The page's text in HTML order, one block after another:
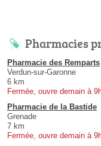
Pharmacies
Pharmacie des Remparts
Verdun-sur-Garonne
6 km
Fermée, ouvre demain à
Pharmacie de la Bastide
Grenade
7 km
Fermée, ouvre demain à